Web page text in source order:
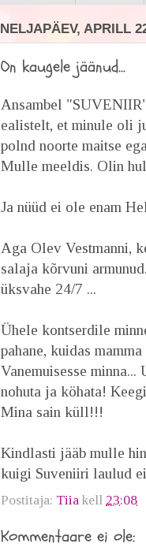
NELJAPÄEV, APRILL
On kaugele jäänud...
Ansambel
ealistelt, et minule oli
polnd noorte maitse
Mulle meeldis. Olin
Ja nüüd ei ole enam
Aga Olev Vestmanni,
salaja kõrvuni
üksvahe 24/7 ...
Ühele kontserdile
pahane, kuidas
Vanemuisesse
nohuta ja köhata!
Mina sain küll!!!
Kindlasti jääb mulle
kuigi Suveniiri laulud
Postitaja: Tiia kell 23:08
Kommentaare ei ole: